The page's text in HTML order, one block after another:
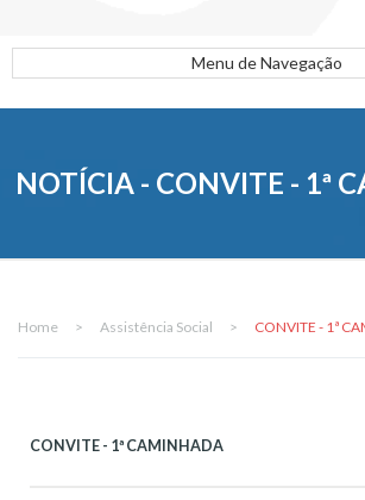
Menu de Navegação
NOTÍCIA - CONVITE - 1ª
Home > Assistência Social > CONVITE - 1ª
CONVITE - 1ª CAMINHADA